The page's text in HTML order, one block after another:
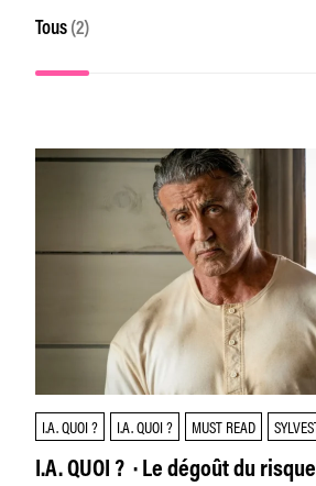
Tous (2)
I.A. QUOI ? I.A. QUOI ? MUST READ
I.A. QUOI ? · Le dégoût du risque